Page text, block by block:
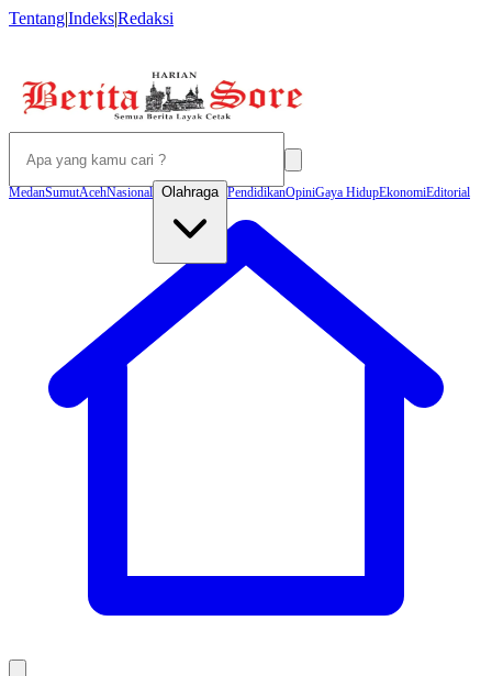
Tentang|Indeks|Redaksi
MedanSumutAcehNasional Olahraga PendidikanOpiniGaya HidupEkonomiEditorial